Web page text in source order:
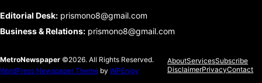
Editorial Desk: prismono8@gmail.com
Business & Relations: prismono8@gmail.com
MetroNewspaper ©2026. All Rights Reserved.
WordPress Newspaper Theme by WPEnjoy
AboutServicesSubscribe
DisclaimerPrivacyContact